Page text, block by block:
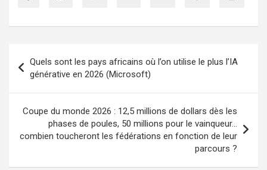
de
l’article
Quels sont les pays africains où l’on utilise le plus l’IA
générative en 2026 (Microsoft)
Coupe du monde 2026 : 12,5 millions de dollars dès les
phases de poules, 50 millions pour le vainqueur…
combien toucheront les fédérations en fonction de leur
parcours ?